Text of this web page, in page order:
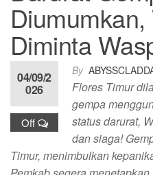
Diminta
By
04/09/2
026
Off
Flores Timur
gempa
status darurat,
dan siaga!
Timur, menimbulkan